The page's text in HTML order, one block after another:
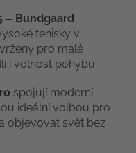
– Bundgaard
tenisky v
pro malé
i volnost pohybu.
spojují moderní
ideální volbou pro
objevovat svět bez